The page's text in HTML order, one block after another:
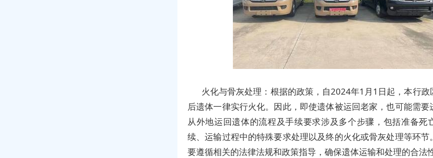
火化与骨灰处理：根据的政策，自2024年1月1日起，本行政
后遗体一律实行火化。因此，即使遗体被运回老家，也可能需要
从外地运回遗体的流程及手续要求涉及多个步骤，包括准备死
续、运输过程中的特殊要求处理以及终的火化或骨灰处理等环节
要遵循相关的法律法规和政策指导，确保遗体运输和处理的合法